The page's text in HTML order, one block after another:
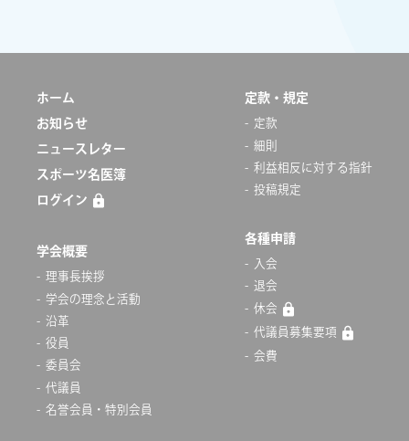
ホーム
お知らせ
ニュースレター
スポーツ名医簿
ログイン
学会概要
理事長挨拶
学会の理念と活動
沿革
役員
委員会
代議員
名誉会員・特別会員
定款・規定
定款
細則
利益相反に対する指針
投稿規定
各種申請
入会
退会
休会
代議員募集要項
会費